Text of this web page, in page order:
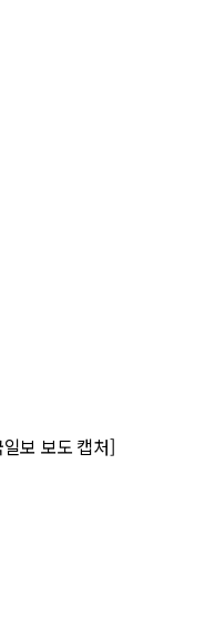
보 보도 캡처]